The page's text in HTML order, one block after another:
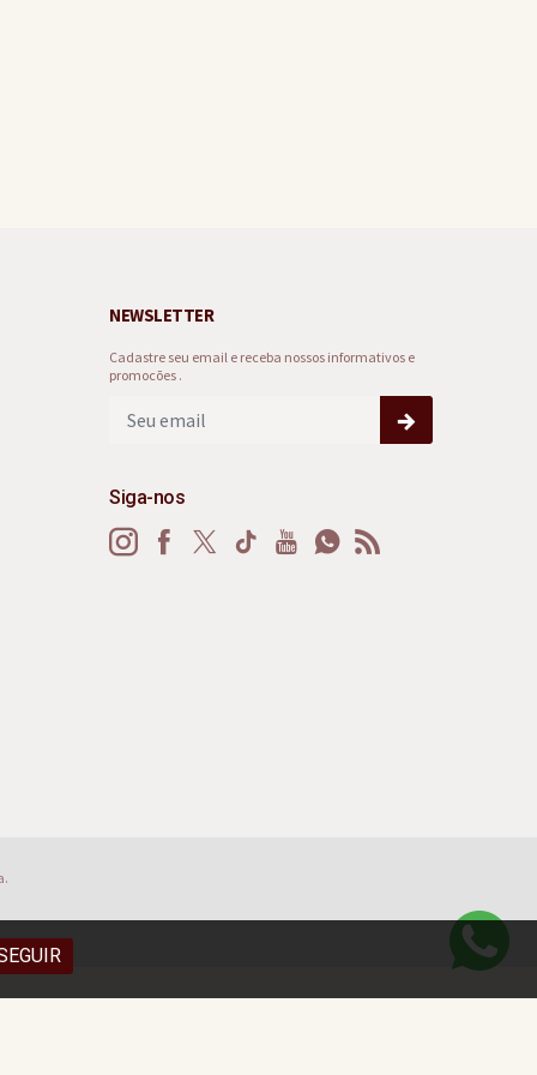
NEWSLETTER
Cadastre seu email e receba nossos informativos e
promocões .
Siga-nos